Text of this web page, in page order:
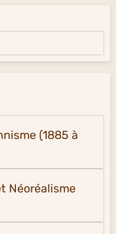
(1885 à
Néoréalisme